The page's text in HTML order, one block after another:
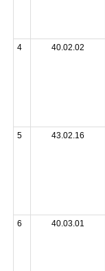
4
40.02.02
5
43.02.16
6
40.03.01